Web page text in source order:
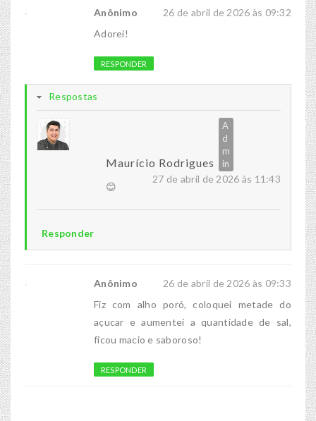
Anônimo
26 de abril de 2026 às 09:32
Adorei!
RESPONDER
Respostas
Maurício Rodrigues
27 de abril de 2026 às 11:43
😊
Responder
Anônimo
26 de abril de 2026 às 09:33
Fiz com alho poró, coloquei metade do
açucar e aumentei a quantidade de sal,
ficou macio e saboroso!
RESPONDER